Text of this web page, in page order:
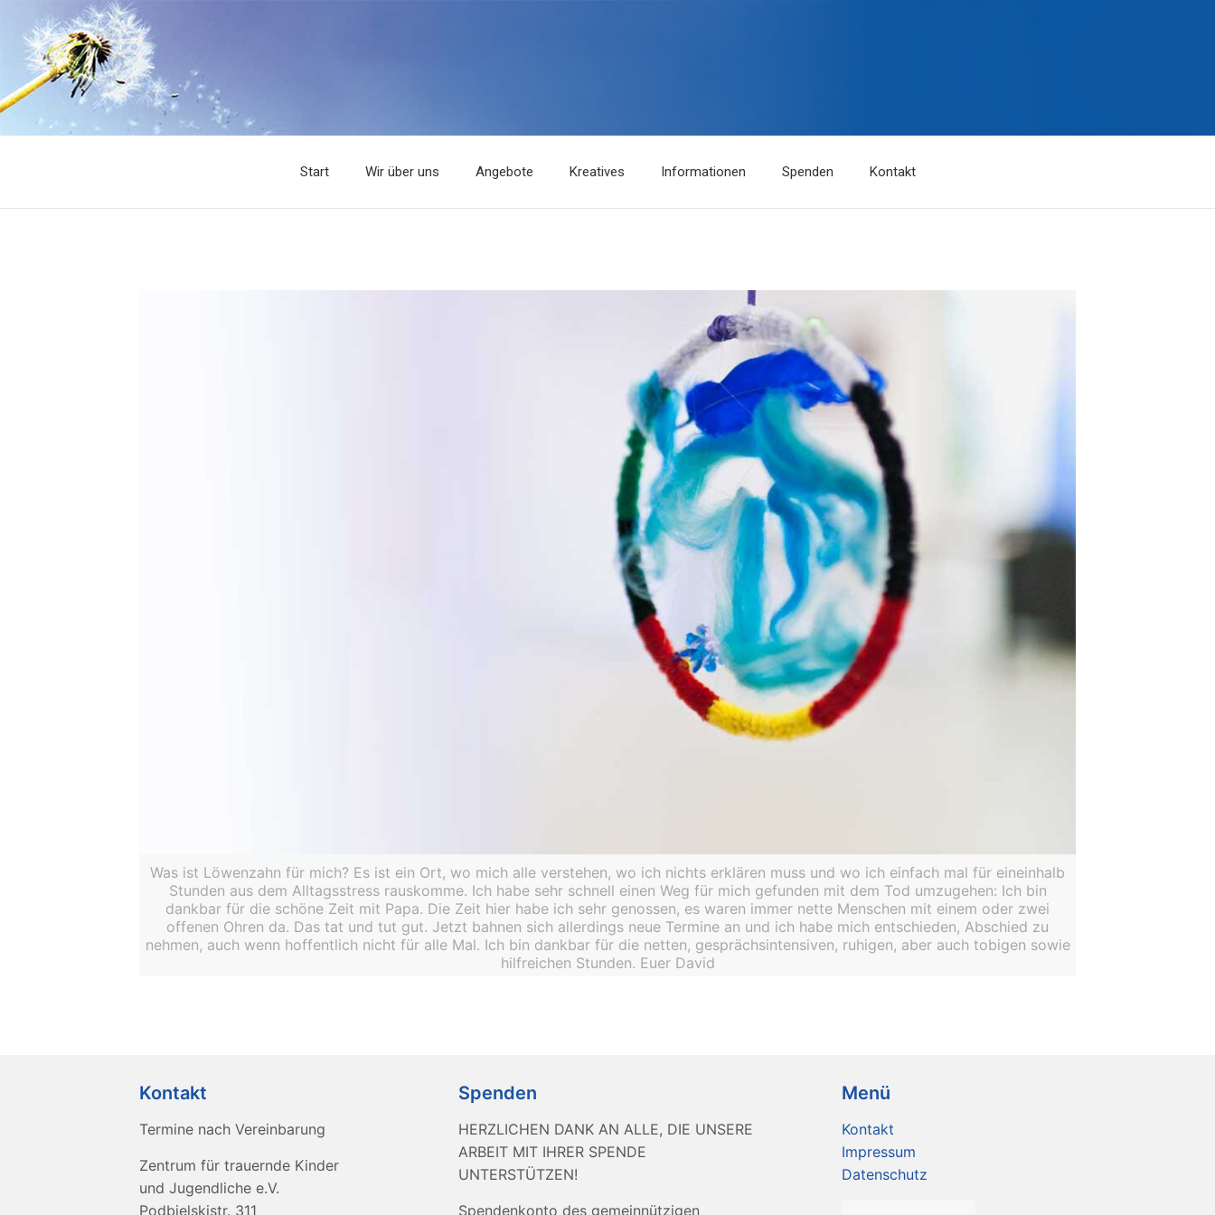
Start Wir über uns Angebote Kreatives Informationen Spenden Kontakt
Was ist Löwenzahn für mich? Es ist ein Ort, wo mich alle verstehen, wo ich nichts erklären muss und wo ich einfach mal für eineinhalb
Stunden aus dem Alltagsstress rauskomme. Ich habe sehr schnell einen Weg für mich gefunden mit dem Tod umzugehen: Ich bin
dankbar für die schöne Zeit mit Papa. Die Zeit hier habe ich sehr genossen, es waren immer nette Menschen mit einem oder zwei
offenen Ohren da. Das tat und tut gut. Jetzt bahnen sich allerdings neue Termine an und ich habe mich entschieden, Abschied zu
nehmen, auch wenn hoffentlich nicht für alle Mal. Ich bin dankbar für die netten, gesprächsintensiven, ruhigen, aber auch tobigen sowie
hilfreichen Stunden. Euer David
Kontakt
Termine nach Vereinbarung
Zentrum für trauernde Kinder
und Jugendliche e.V.
Podbielskistr. 311
Spenden
HERZLICHEN DANK AN ALLE, DIE UNSERE
ARBEIT MIT IHRER SPENDE
UNTERSTÜTZEN!
Spendenkonto des gemeinnützigen
Menü
Kontakt
Impressum
Datenschutz